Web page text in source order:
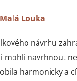
Louka
návrhu
navrhnout
harmonicky a